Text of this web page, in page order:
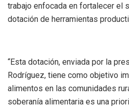
trabajo enfocada en fortalecer el
dotación de herramientas
“Esta dotación, enviada por la
Rodríguez, tiene como objetivo
alimentos en las comunidades
soberanía alimentaria es una